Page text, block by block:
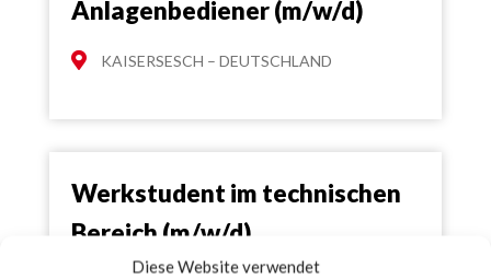
Diese Website verwendet
Anlagenbediener (m/w/d)
KAISERSESCH – DEUTSCHLAND
Werkstudent im technischen
Bereich (m/w/d)